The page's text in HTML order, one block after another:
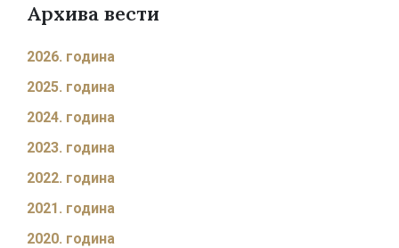
Архива вести
2026. година
2025. година
2024. година
2023. година
2022. година
2021. година
2020. година